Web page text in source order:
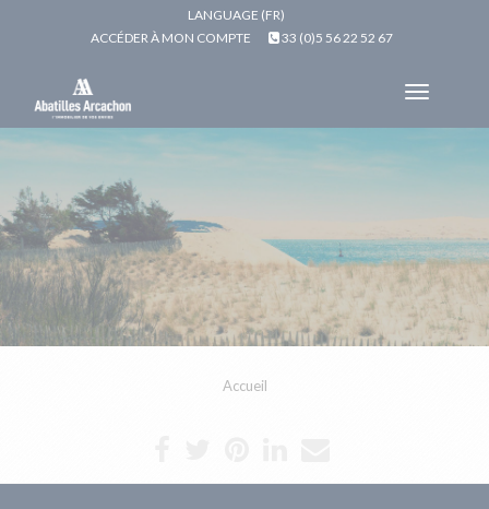
LANGUAGE (FR)
ACCÉDER À MON COMPTE
33 (0)5 56 22 52 67
Toggle
Accueil